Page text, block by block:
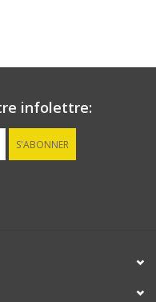
infolettre:
S'ABONNER